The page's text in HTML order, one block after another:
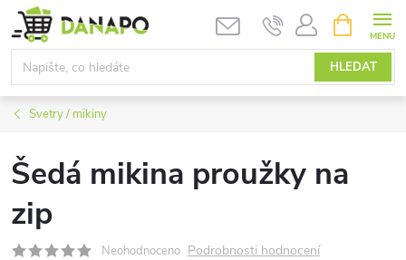
Přejít
na
obsah
HLEDAT
NÁKUPNÍ
KOŠÍK
Svetry / mikiny
Šedá mikina proužky na
zip
Neohodnoceno Podrobnosti hodnocení